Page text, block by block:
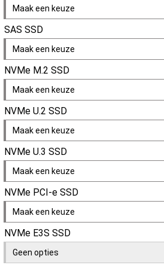
Maak een keuze
SAS SSD
Maak een keuze
NVMe M.2 SSD
Maak een keuze
NVMe U.2 SSD
Maak een keuze
NVMe U.3 SSD
Maak een keuze
NVMe PCI-e SSD
Maak een keuze
NVMe E3S SSD
Geen opties